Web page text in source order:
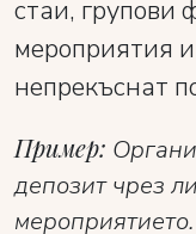
стаи, групови
мероприятия
непрекъснат
Пример:
депозит чрез